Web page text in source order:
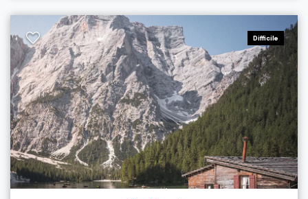
Difficile